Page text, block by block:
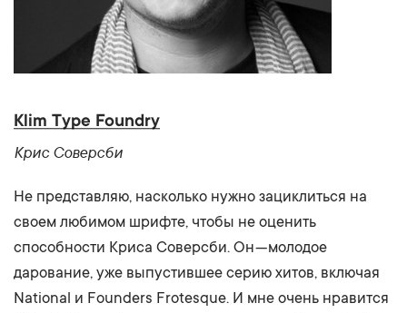
Klim Type Foundry
Крис Соверсби
Не представляю, насколько нужно зациклиться на
своем любимом шрифте, чтобы не оценить
способности Криса Соверсби. Он — молодое
дарование, уже выпустившее серию хитов, включая
National и Founders Frotesque. И мне очень нравится